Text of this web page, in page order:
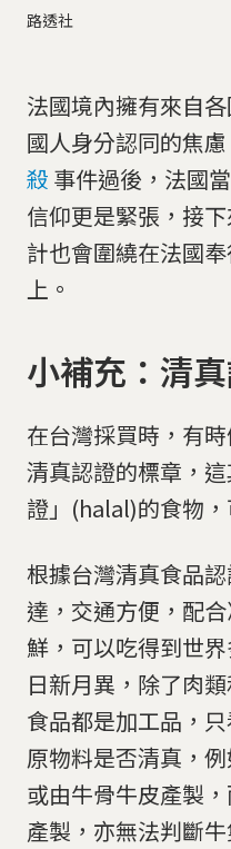
路透社
法國境內擁有來自
國人身分認同的焦
殺 事件過後，法國
信仰更是緊張，接
計也會圍繞在法國
上。
小補充：清
在台灣採買時，有
清真認證的標章，
證」(halal)的食物，
根據台灣清真食品
達，交通方便，配
鮮，可以吃得到世
日新月異，除了肉
食品都是加工品，
原物料是否清真，
或由牛骨牛皮產製
產製，亦無法判斷